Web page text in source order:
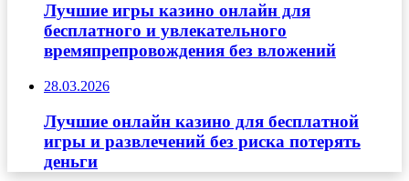
Лучшие игры казино онлайн для
бесплатного и увлекательного
времяпрепровождения без вложений
28.03.2026
Лучшие онлайн казино для бесплатной
игры и развлечений без риска потерять
деньги